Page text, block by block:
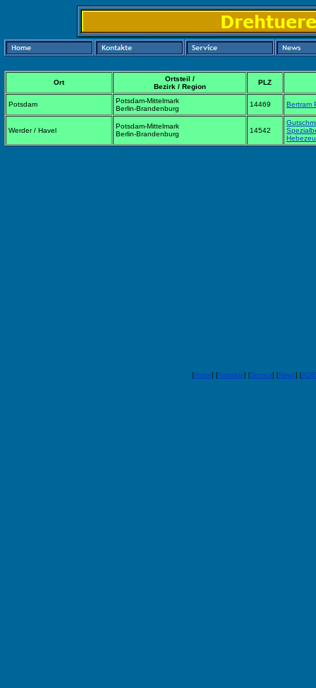
Ort
Ortsteil /
Bezirk / Region
PLZ
Potsdam
Potsdam-Mittelmark
Berlin-Brandenburg
14469 Bertram
Werder / Havel
Potsdam-Mittelmark
Berlin-Brandenburg
14542
[Home] [Kontakte] [Service] [News] [AGB